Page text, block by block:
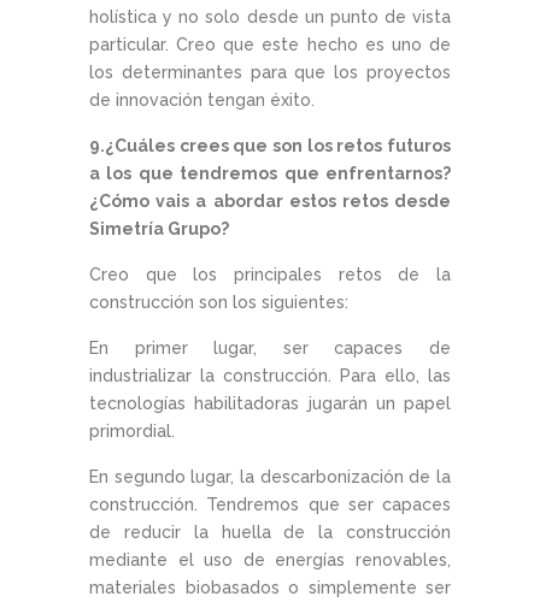
holística y no solo desde un punto de vista
particular. Creo que este hecho es uno de
los determinantes para que los proyectos
de innovación tengan éxito.
9.¿Cuáles crees que son los retos futuros
a los que tendremos que enfrentarnos?
¿Cómo vais a abordar estos retos desde
Simetría Grupo?
Creo que los principales retos de la
construcción son los siguientes:
En primer lugar, ser capaces de
industrializar la construcción. Para ello, las
tecnologías habilitadoras jugarán un papel
primordial.
En segundo lugar, la descarbonización de la
construcción. Tendremos que ser capaces
de reducir la huella de la construcción
mediante el uso de energías renovables,
materiales biobasados o simplemente ser